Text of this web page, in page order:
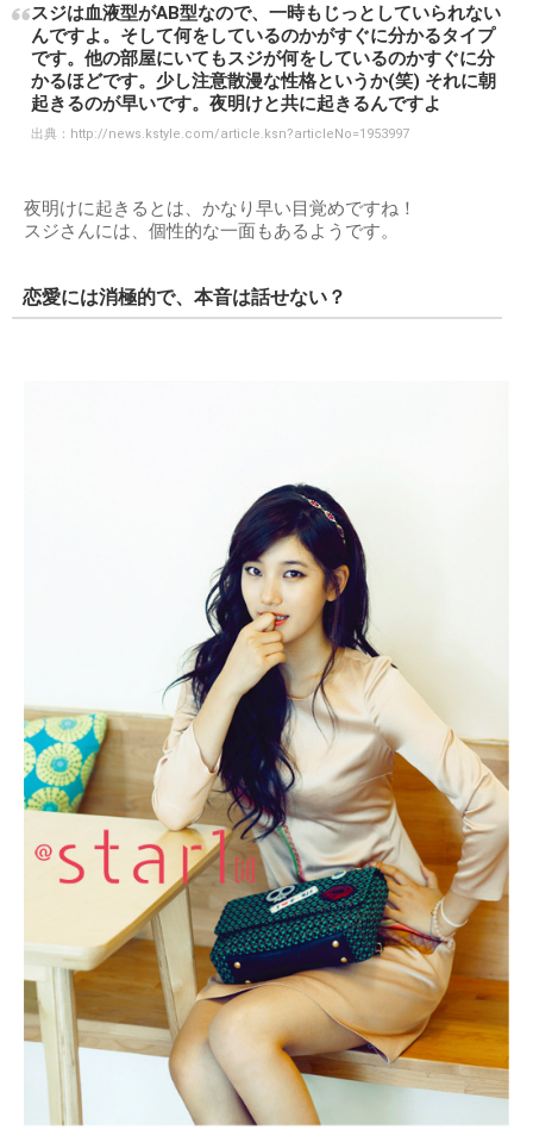
スジは血液型がAB型なので、一時もじっとしていられない
んですよ。そして何をしているのかがすぐに分かるタイプ
です。他の部屋にいてもスジが何をしているのかすぐに分
かるほどです。少し注意散漫な性格というか(笑) それに朝
起きるのが早いです。夜明けと共に起きるんですよ
出典： http://news.kstyle.com/article.ksn?articleNo=1953997
夜明けに起きるとは、かなり早い目覚めですね！
スジさんには、個性的な一面もあるようです。
恋愛には消極的で、本音は話せない？